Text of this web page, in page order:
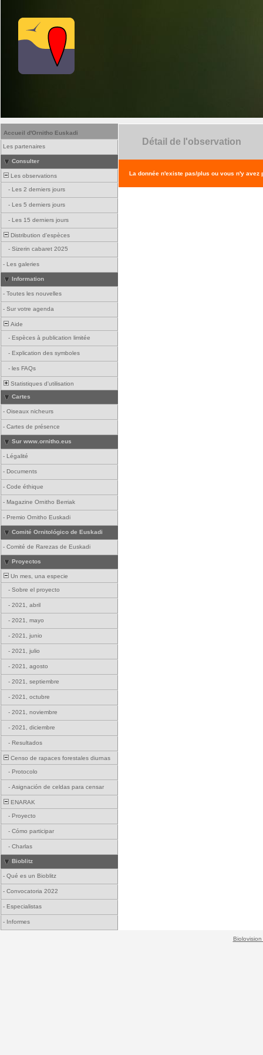
Accueil d'Ornitho Euskadi
Les partenaires
Consulter
Les observations
- Les 2 derniers jours
- Les 5 derniers jours
- Les 15 derniers jours
Distribution d'espèces
- Sizerin cabaret 2025
- Les galeries
Information
- Toutes les nouvelles
- Sur votre agenda
Aide
- Espèces à publication limitée
- Explication des symboles
- les FAQs
Statistiques d'utilisation
Cartes
- Oiseaux nicheurs
- Cartes de présence
Sur www.ornitho.eus
- Légalité
- Documents
- Code éthique
- Magazine Ornitho Berriak
- Premio Ornitho Euskadi
Comité Ornitológico de Euskadi
- Comité de Rarezas de Euskadi
Proyectos
Un mes, una especie
- Sobre el proyecto
- 2021, abril
- 2021, mayo
- 2021, junio
- 2021, julio
- 2021, agosto
- 2021, septiembre
- 2021, octubre
- 2021, noviembre
- 2021, diciembre
- Resultados
Censo de rapaces forestales diurnas
- Protocolo
- Asignación de celdas para censar
ENARAK
- Proyecto
- Cómo participar
- Charlas
Bioblitz
- Qué es un Bioblitz
- Convocatoria 2022
- Especialistas
- Informes
Détail de l'observation
La donnée n'existe pas/plus ou vous n'y avez
Biolovision